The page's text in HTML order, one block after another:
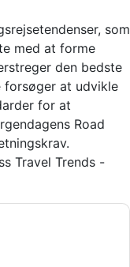
som
med at forme
den bedste
forsøger at udvikle
for at
Road
Travel Trends -